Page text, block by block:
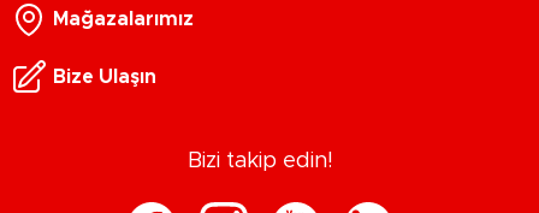
Mağazalarımız
Bize Ulaşın
Bizi takip edin!